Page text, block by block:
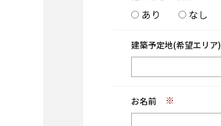
あり なし
建築予定地(希望エリア)
お名前